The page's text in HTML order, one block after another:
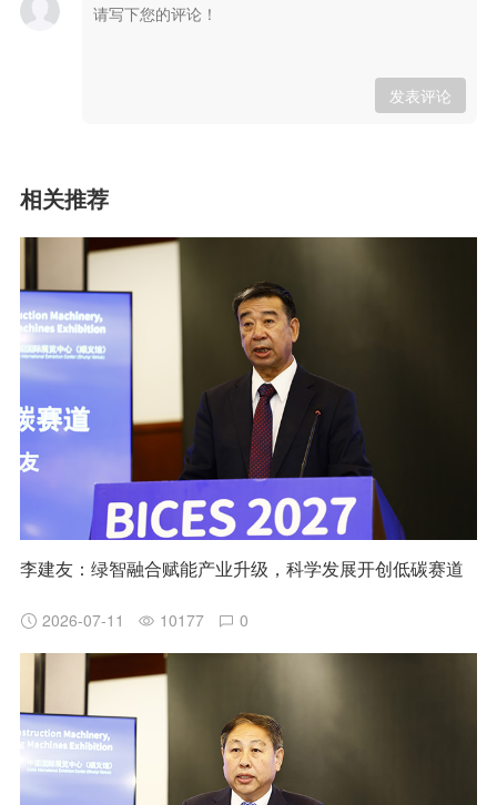
发表评论
相关推荐
李建友：绿智融合赋能产业升级，科学发展开创低碳赛道
2026-07-11 10177 0